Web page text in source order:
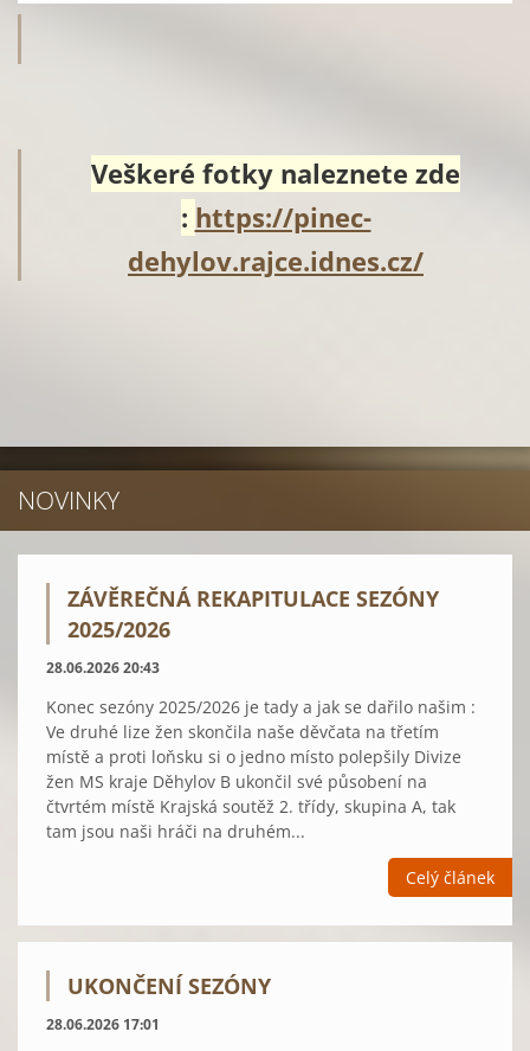
Veškeré fotky naleznete zde
: https://pinec-
dehylov.rajce.idnes.cz/
NOVINKY
ZÁVĚREČNÁ REKAPITULACE SEZÓNY
2025/2026
28.06.2026 20:43
Konec sezóny 2025/2026 je tady a jak se dařilo našim :
Ve druhé lize žen skončila naše děvčata na třetím
místě a proti loňsku si o jedno místo polepšily Divize
žen MS kraje Děhylov B ukončil své působení na
čtvrtém místě Krajská soutěž 2. třídy, skupina A, tak
tam jsou naši hráči na druhém...
Celý článek
UKONČENÍ SEZÓNY
28.06.2026 17:01